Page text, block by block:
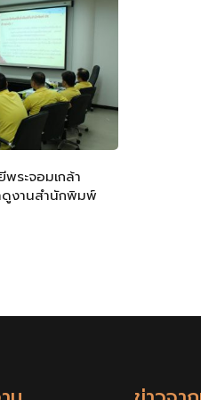
ระจอมเกล้า
ดูงานสำนักพิมพ์